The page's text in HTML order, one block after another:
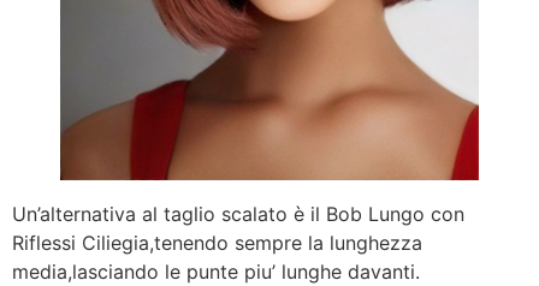
Un’alternativa al taglio scalato è il Bob Lungo con
Riflessi Ciliegia,tenendo sempre la lunghezza
media,lasciando le punte piu’ lunghe davanti.